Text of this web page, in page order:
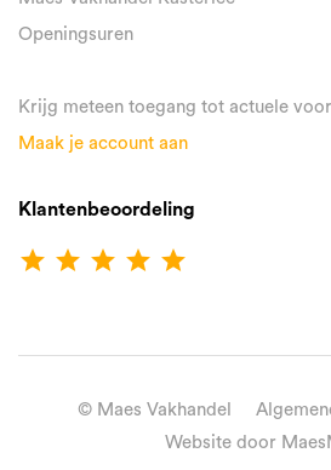
Openingsuren
Krijg meteen toegang tot actuele
Maak je account aan
Klantenbeoordeling
star star star star star
© Maes Vakhandel
Website door